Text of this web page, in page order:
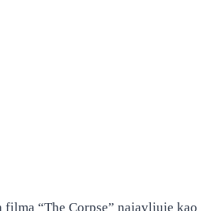
“The Corpse” najavljuje